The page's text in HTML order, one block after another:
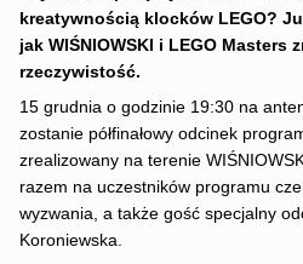
kreatywnością klocków LEGO?
jak WIŚNIOWSKI i LEGO Masters
rzeczywistość.
15 grudnia o godzinie 19:30 na
zostanie półfinałowy odcinek
zrealizowany na terenie
razem na uczestników programu
wyzwania, a także gość specjalny
Koroniewska.